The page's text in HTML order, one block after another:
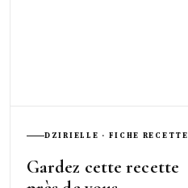
DZIRIELLE · FICHE RECETTE
Gardez cette recette